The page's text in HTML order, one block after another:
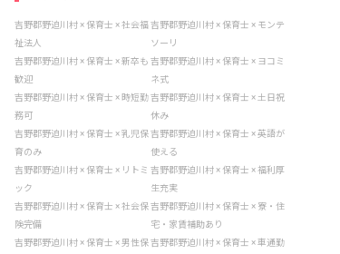
吉野郡野迫川村 × 保育士 × 社会福
祉法人
吉野郡野迫川村 × 保育士 × モンテ
ソーリ
吉野郡野迫川村 × 保育士 × 新卒も
歓迎
吉野郡野迫川村 × 保育士 × ヨコミ
ネ式
吉野郡野迫川村 × 保育士 × 時短勤
務可
吉野郡野迫川村 × 保育士 × 土日祝
休み
吉野郡野迫川村 × 保育士 × 乳児保
育のみ
吉野郡野迫川村 × 保育士 × 英語が
使える
吉野郡野迫川村 × 保育士 × リトミ
ック
吉野郡野迫川村 × 保育士 × 福利厚
生充実
吉野郡野迫川村 × 保育士 × 社会保
険完備
吉野郡野迫川村 × 保育士 × 寮・住
宅・家賃補助あり
吉野郡野迫川村 × 保育士 × 男性保吉野郡野迫川村 × 保育士 × 車通勤